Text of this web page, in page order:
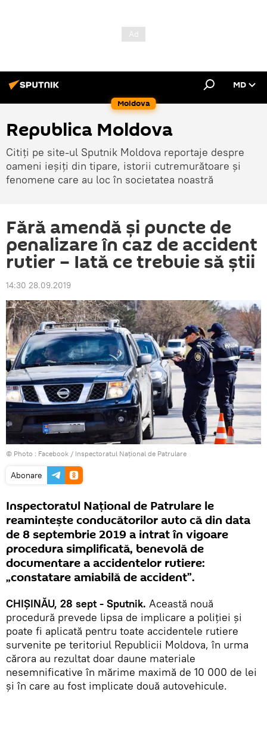
Moldova
MD
Republica Moldova
Citiți pe site-ul Sputnik Moldova reportaje despre
oameni ieșiți din tipare, istorii cutremurătoare și
fenomene care au loc în societatea noastră
Fără amendă și puncte de
penalizare în caz de accident
rutier – Iată ce trebuie să știi
14:30 28.09.2019
© Photo : Facebook / Inspectoratul Național de Patrulare
Abonare
Inspectoratul Național de Patrulare le
reamintește conducătorilor auto că din data
de 8 septembrie 2019 a intrat în vigoare
procedura simplificată, benevolă de
documentare a accidentelor rutiere:
„constatare amiabilă de accident”.
CHIȘINĂU, 28 sept - Sputnik. Această nouă
procedură prevede lipsa de implicare a poliției și
poate fi aplicată pentru toate accidentele rutiere
survenite pe teritoriul Republicii Moldova, în urma
cărora au rezultat doar daune materiale
nesemnificative în mărime maximă de 10 000 de lei
și în care au fost implicate două autovehicule.